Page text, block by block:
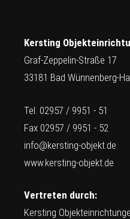
Kersting
Graf-Zeppelin-Straße 17
33181 Bad Wünnenberg-
Tel. 02957 / 9951 - 51
Fax 02957 / 9951 - 52
info@kersting-objekt.de
www.kersting-objekt.de
Vertreten durch:
Kersting